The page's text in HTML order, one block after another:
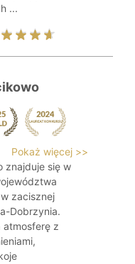
...
Pokaż więcej >>
znajduje się w
zacisznej
Dobrzynia.
atmosferę z